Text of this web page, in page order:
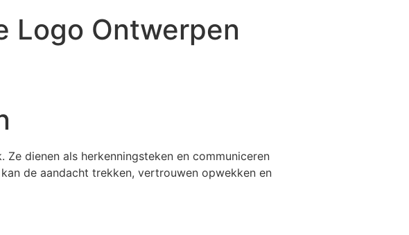
Logo Ontwerpen
dienen als herkenningsteken en communiceren
de aandacht trekken, vertrouwen opwekken en